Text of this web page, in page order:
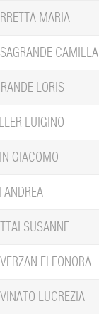
MARIA
CAMILLA
LORIS
LUIGINO
GIACOMO
ANDREA
SUSANNE
ELEONORA
LUCREZIA